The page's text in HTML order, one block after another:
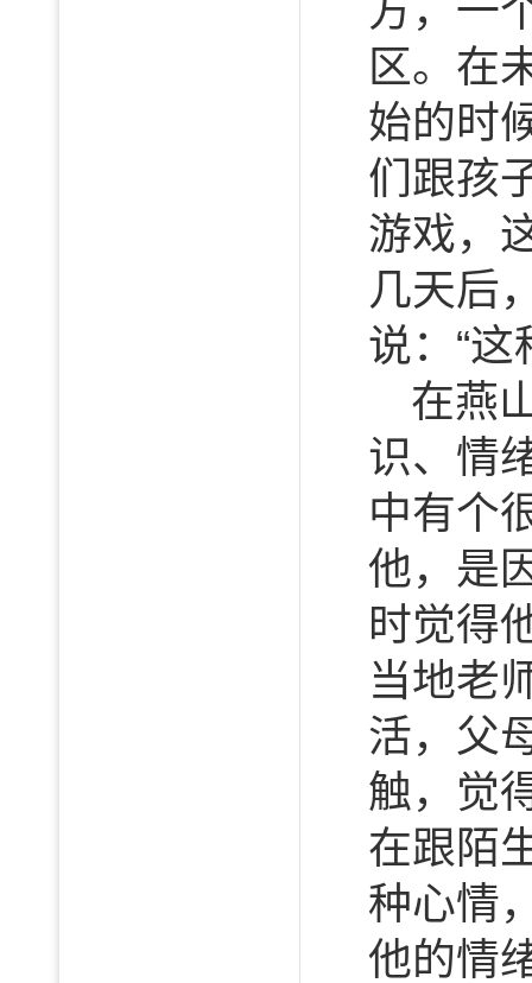
方，一
区。在
始的时
们跟孩
游戏，
几天后
说：“
在燕
识、情
中有个
他，是
时觉得
当地老
活，父
触，觉
在跟陌
种心情
他的情